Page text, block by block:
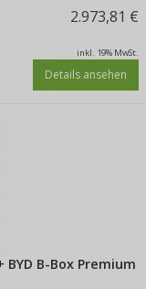
2.973,81 €
inkl. 19% MwSt.
Details ansehen
BYD B-Box Premium